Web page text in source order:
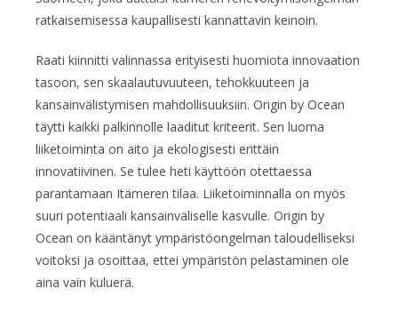
ratkaisemisessa kaupallisesti kannattavin keinoin.
Raati kiinnitti valinnassa erityisesti huomiota innovaation
tasoon, sen skaalautuvuuteen, tehokkuuteen ja
kansainvälistymisen mahdollisuuksiin. Origin by Ocean
täytti kaikki palkinnolle laaditut kriteerit. Sen luoma
liiketoiminta on aito ja ekologisesti erittäin
innovatiivinen. Se tulee heti käyttöön otettaessa
parantamaan Itämeren tilaa. Liiketoiminnalla on myös
suuri potentiaali kansainväliselle kasvulle. Origin by
Ocean on kääntänyt ympäristöongelman taloudelliseksi
voitoksi ja osoittaa, ettei ympäristön pelastaminen ole
aina vain kuluerä.